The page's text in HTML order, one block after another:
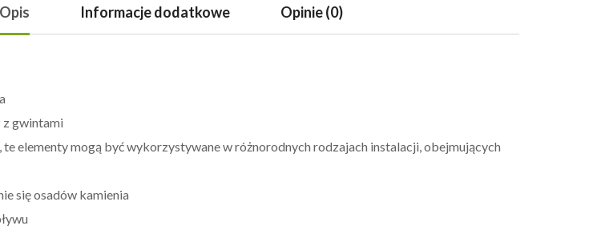
Opis Informacje dodatkowe Opinie (0)
z gwintami
elementy mogą być wykorzystywane w różnorodnych rodzajach instalacji, obejmujących
się osadów kamienia